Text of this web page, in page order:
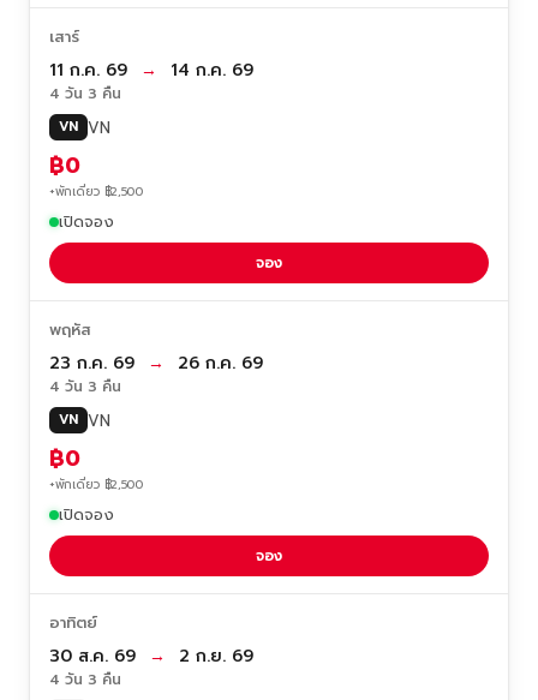
เสาร์
11 ก.ค. 69 → 14 ก.ค. 69
4 วัน 3 คืน
VN VN
฿0
+พักเดี่ยว ฿2,500
เปิดจอง
จอง
พฤหัส
23 ก.ค. 69 → 26 ก.ค. 69
4 วัน 3 คืน
VN VN
฿0
+พักเดี่ยว ฿2,500
เปิดจอง
จอง
อาทิตย์
30 ส.ค. 69 → 2 ก.ย. 69
4 วัน 3 คืน